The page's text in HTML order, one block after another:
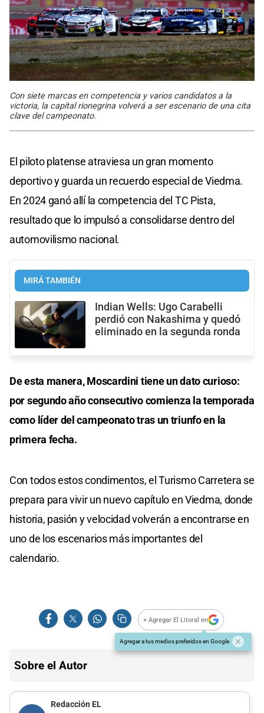
Con siete marcas en competencia y varios candidatos a la
victoria, la capital rionegrina volverá a ser escenario de una cita
clave del campeonato.
El piloto platense atraviesa un gran momento
deportivo y guarda un recuerdo especial de Viedma.
En 2024 ganó allí la competencia del TC Pista,
resultado que lo impulsó a consolidarse dentro del
automovilismo nacional.
MIRÁ TAMBIÉN
Indian Wells: Ugo Carabelli
perdió con Nakashima y quedó
eliminado en la segunda ronda
De esta manera, Moscardini tiene un dato curioso:
por segundo año consecutivo comienza la temporada
como líder del campeonato tras un triunfo en la
primera fecha.
Con todos estos condimentos, el Turismo Carretera se
prepara para vivir un nuevo capítulo en Viedma, donde
historia, pasión y velocidad volverán a encontrarse en
uno de los escenarios más importantes del
calendario.
+ Agregar El Litoral en
Agregar a tus medios preferidos en Google
Sobre el Autor
Redacción EL